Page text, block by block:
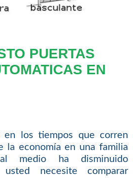
PUERTAS
EN
en los tiempos que corren
la economía en una familia
medio ha disminuido
usted necesite comparar